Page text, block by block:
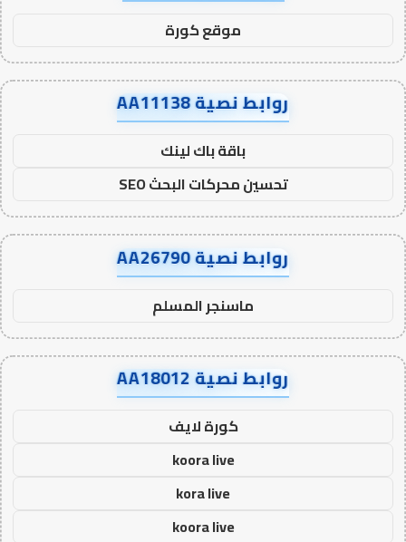
موقع كورة
روابط نصية AA11138
باقة باك لينك
تحسين محركات البحث SEO
روابط نصية AA26790
ماسنجر المسلم
روابط نصية AA18012
كورة لايف
koora live
kora live
koora live